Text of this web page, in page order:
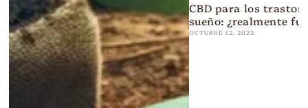
CBD para los
sueño: ¿realmente
OCTUBRE 12, 2023